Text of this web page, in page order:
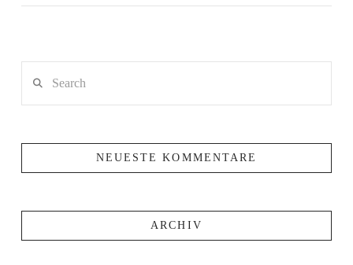
VIEW POST
NEUESTE KOMMENTARE
ARCHIV